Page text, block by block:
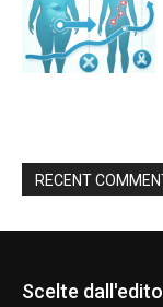
RECENT
Scelte